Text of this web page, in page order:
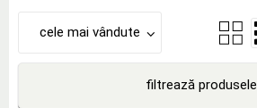
cele mai vândute
filtrează produsele